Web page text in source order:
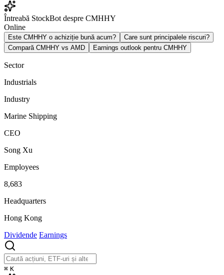
Întreabă StockBot despre CMHHY
Online
Este CMHHY o achiziție bună acum?
Care sunt principalele riscuri?
Compară CMHHY vs AMD
Earnings outlook pentru CMHHY
Sector
Industrials
Industry
Marine Shipping
CEO
Song Xu
Employees
8,683
Headquarters
Hong Kong
Dividende Earnings
⌘ K